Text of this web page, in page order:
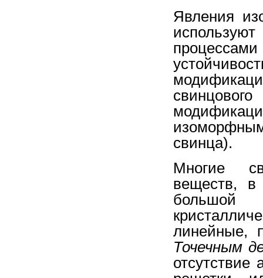
Явления
свинца).
Многие
веществ, в
большой
линейные,
Точечным
отсутствие